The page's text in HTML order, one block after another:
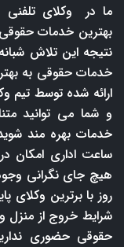
ما در وکلای تلفنی
بهترین خدمات حقوقی
نتیجه این تلاش
خدمات حقوقی به
ارائه شده توسط تیم
و شما می توانید
خدمات بهره مند
ساعت اداری امکان
هیچ جای نگرانی
روز با برترین وکلای
شرایط خروج از منزل
حقوقی حضوری